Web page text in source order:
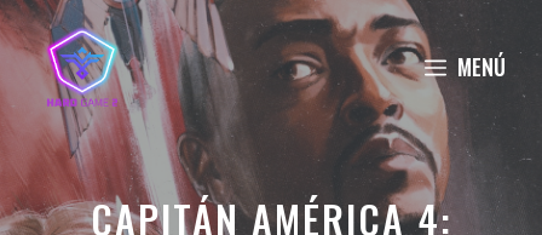
Saltar
al
contenido
MENÚ
CAPITÁN AMÉRICA 4: